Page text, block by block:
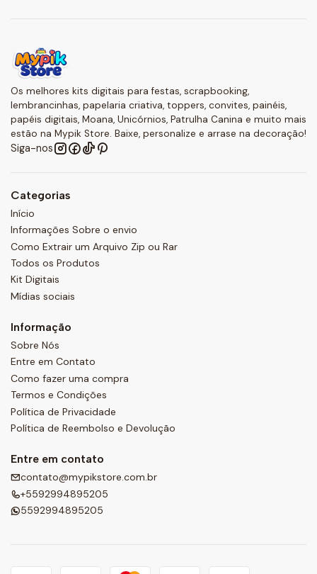
Os melhores kits digitais para festas, scrapbooking,
lembrancinhas, papelaria criativa, toppers, convites, painéis,
papéis digitais, Moana, Unicórnios, Patrulha Canina e muito mais
estão na Mypik Store. Baixe, personalize e arrase na decoração!
Siga-nos
Categorias
Início
Informações Sobre o envio
Como Extrair um Arquivo Zip ou Rar
Todos os Produtos
Kit Digitais
Mídias sociais
Informação
Sobre Nós
Entre em Contato
Como fazer uma compra
Termos e Condições
Política de Privacidade
Política de Reembolso e Devolução
Entre em contato
contato@mypikstore.com.br
+5592994895205
5592994895205